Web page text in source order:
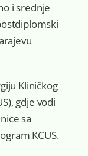
i srednje
Kliničkog
gdje vodi
sa
KCUS.